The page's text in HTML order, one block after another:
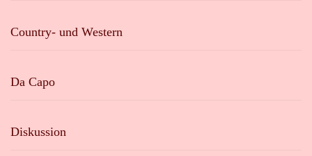
Country- und Western
Da Capo
Diskussion